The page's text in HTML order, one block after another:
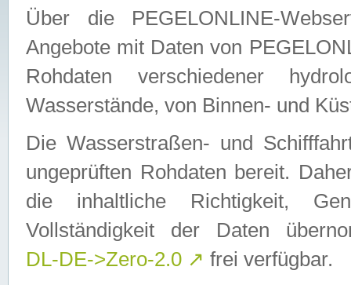
Über die PEGELONLINE-
Angebote mit Daten von
Rohdaten verschiedener
Wasserstände, von Binnen- und
Die Wasserstraßen- und
ungeprüften Rohdaten bereit.
die inhaltliche Richtigkeit,
Vollständigkeit der Daten
DL-DE->Zero-2.0 ↗ frei verfügbar.